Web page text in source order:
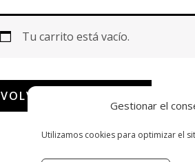
Gestionar el
Utilizamos cookies para optimizar el
Tu carrito está vacío.
VOLVER A LA TIENDA